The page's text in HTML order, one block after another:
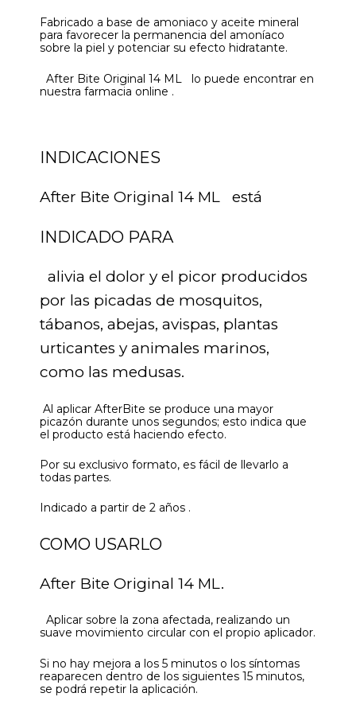
Fabricado a base de amoniaco y aceite mineral
para favorecer la permanencia del amoníaco
sobre la piel y potenciar su efecto hidratante.
After Bite Original 14 ML lo puede encontrar en
nuestra farmacia online .
INDICACIONES
After Bite Original 14 ML está
INDICADO PARA
alivia el dolor y el picor producidos
por las picadas de mosquitos,
tábanos, abejas, avispas, plantas
urticantes y animales marinos,
como las medusas.
Al aplicar AfterBite se produce una mayor
picazón durante unos segundos; esto indica que
el producto está haciendo efecto.
Por su exclusivo formato, es fácil de llevarlo a
todas partes.
Indicado a partir de 2 años .
COMO USARLO
After Bite Original 14 ML.
Aplicar sobre la zona afectada, realizando un
suave movimiento circular con el propio aplicador.
Si no hay mejora a los 5 minutos o los síntomas
reaparecen dentro de los siguientes 15 minutos,
se podrá repetir la aplicación.